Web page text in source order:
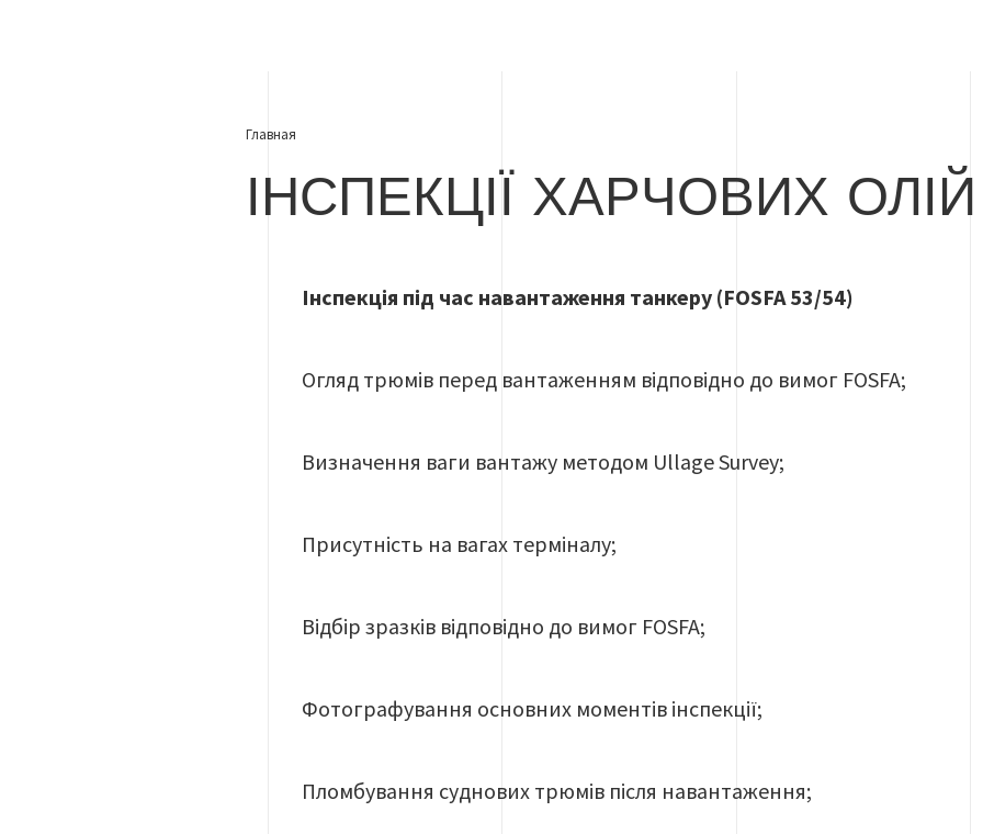
Главная
ІНСПЕКЦІЇ ХАРЧОВИХ ОЛІЙ
Інспекція під час навантаження танкеру (FOSFA 53/54)
Огляд трюмів перед вантаженням відповідно до вимог FOSFA;
Визначення ваги вантажу методом Ullage Survey;
Присутність на вагах терміналу;
Відбір зразків відповідно до вимог FOSFA;
Фотографування основних моментів інспекції;
Пломбування суднових трюмів після навантаження;